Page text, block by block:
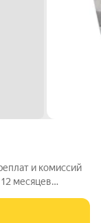
и комиссий
месяцев
отдыха,